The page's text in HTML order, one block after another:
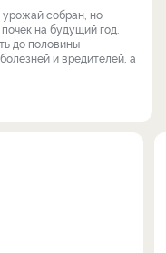
урожай собран, но
на будущий год.
до половины
и вредителей, а